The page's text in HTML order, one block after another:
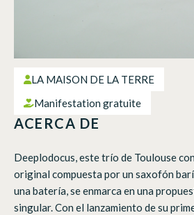
LA MAISON DE LA TERRE
Manifestation gratuite
ACERCA DE
Deeplodocus, este trío de Toulouse
original compuesta por un saxofón
una batería, se enmarca en una
singular. Con el lanzamiento de su